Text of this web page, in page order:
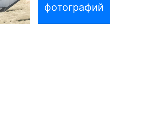
фотографий